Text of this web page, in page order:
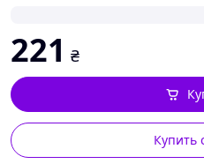
221 ₴
Купить